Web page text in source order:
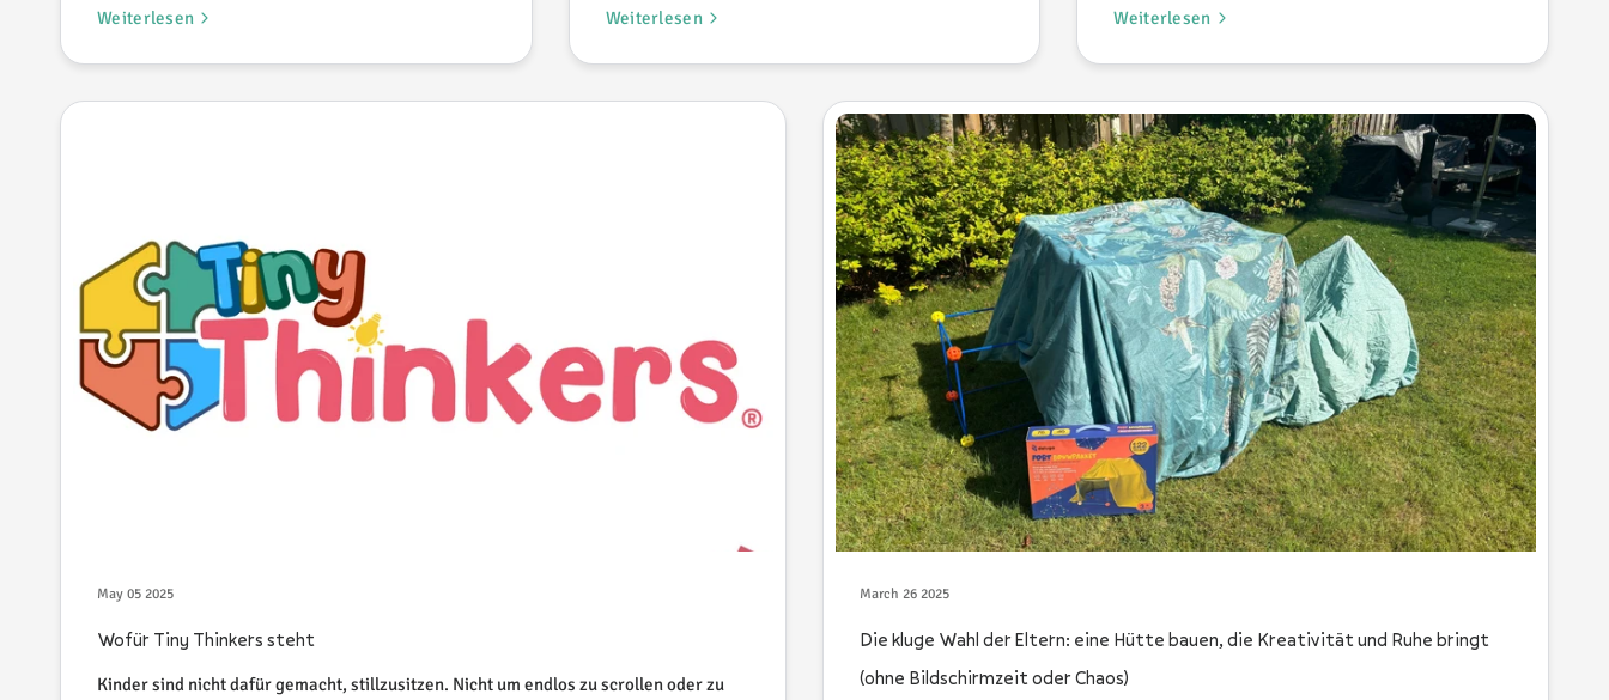
Weiterlesen Weiterlesen Weiterlesen
May 05 2025
Wofür Tiny Thinkers steht
Kinder sind nicht dafür gemacht, stillzusitzen. Nicht um endlos zu scrollen oder zu
March 26 2025
Die kluge Wahl der Eltern: eine Hütte bauen, die Kreativität und Ruhe bringt
(ohne Bildschirmzeit oder Chaos)